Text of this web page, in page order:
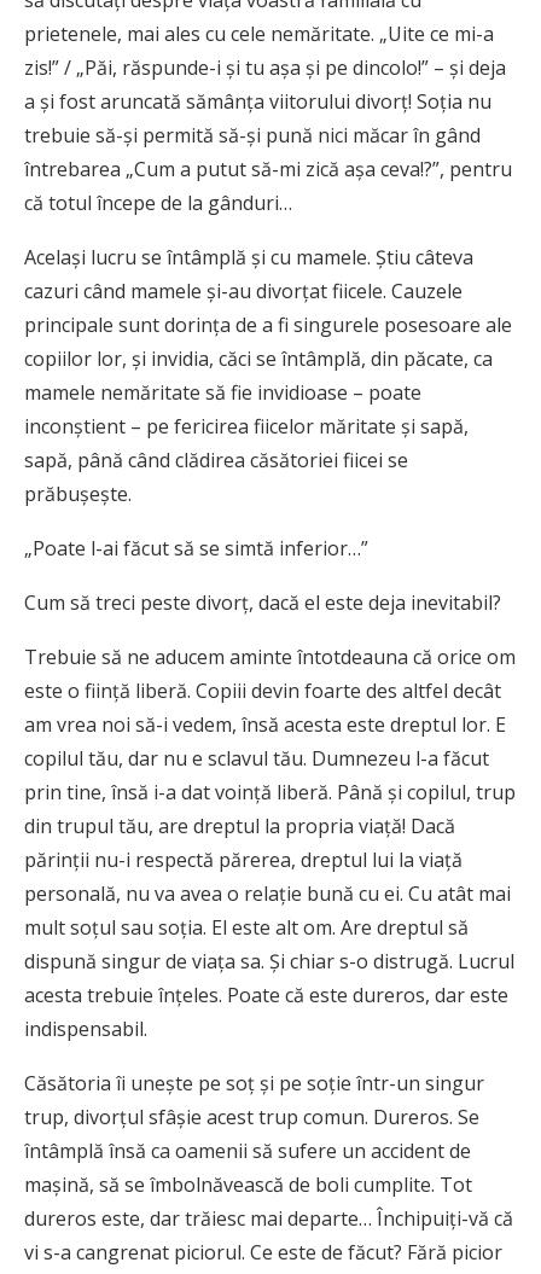
prietenele, mai ales cu cele nemăritate. „Uite ce mi-a
zis!” / „Păi, răspunde-i și tu așa și pe dincolo!” – și deja
a și fost aruncată sămânța viitorului divorț! Soția nu
trebuie să-și permită să-și pună nici măcar în gând
întrebarea „Cum a putut să-mi zică așa ceva!?”, pentru
că totul începe de la gânduri…
Același lucru se întâmplă și cu mamele. Știu câteva
cazuri când mamele și-au divorțat fiicele. Cauzele
principale sunt dorința de a fi singurele posesoare ale
copiilor lor, și invidia, căci se întâmplă, din păcate, ca
mamele nemăritate să fie invidioase – poate
inconștient – pe fericirea fiicelor măritate și sapă,
sapă, până când clădirea căsătoriei fiicei se
prăbușește.
„Poate l-ai făcut să se simtă inferior…”
Cum să treci peste divorț, dacă el este deja inevitabil?
Trebuie să ne aducem aminte întotdeauna că orice om
este o ființă liberă. Copiii devin foarte des altfel decât
am vrea noi să-i vedem, însă acesta este dreptul lor. E
copilul tău, dar nu e sclavul tău. Dumnezeu l-a făcut
prin tine, însă i-a dat voință liberă. Până și copilul, trup
din trupul tău, are dreptul la propria viață! Dacă
părinții nu-i respectă părerea, dreptul lui la viață
personală, nu va avea o relație bună cu ei. Cu atât mai
mult soțul sau soția. El este alt om. Are dreptul să
dispună singur de viața sa. Și chiar s-o distrugă. Lucrul
acesta trebuie înțeles. Poate că este dureros, dar este
indispensabil.
Căsătoria îi unește pe soț și pe soție într-un singur
trup, divorțul sfâșie acest trup comun. Dureros. Se
întâmplă însă ca oamenii să sufere un accident de
mașină, să se îmbolnăvească de boli cumplite. Tot
dureros este, dar trăiesc mai departe… Închipuiți-vă că
vi s-a cangrenat piciorul. Ce este de făcut? Fără picior